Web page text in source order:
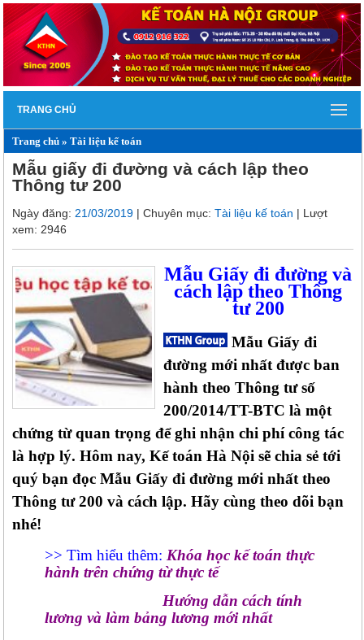
TRANG CHỦ
Trang chủ »Tài liệu kế toán
Mẫu giấy đi đường và cách lập theo
Thông tư 200
Ngày đăng: 21/03/2019 | Chuyên mục:Tài liệu kế toán | Lượt
xem: 2946
Mẫu Giấy đi đường và
cách lập theo Thông
tư 200
Mẫu Giấy đi
đường mới nhất được ban
hành theo Thông tư số
200/2014/TT-BTC là một
chứng từ quan trọng để ghi nhận chi phí công tác
là hợp lý. Hôm nay, Kế toán Hà Nội sẽ chia sẻ tới
quý bạn đọc Mẫu Giấy đi đường mới nhất theo
Thông tư 200 và cách lập. Hãy cùng theo dõi bạn
nhé!
>> Tìm hiểu thêm:Khóa học kế toán thực
hành trên chứng từ thực tế
Hướng dẫn cách tính
lương và làm bảng lương mới nhất